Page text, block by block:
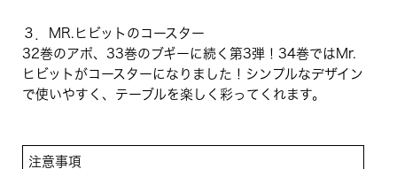
３．MR.ヒビットのコースター
32巻のアポ、33巻のブギーに続く第3弾！34巻ではMr.
ヒビットがコースターになりました！シンプルなデザイン
で使いやすく、テーブルを楽しく彩ってくれます。
注意事項